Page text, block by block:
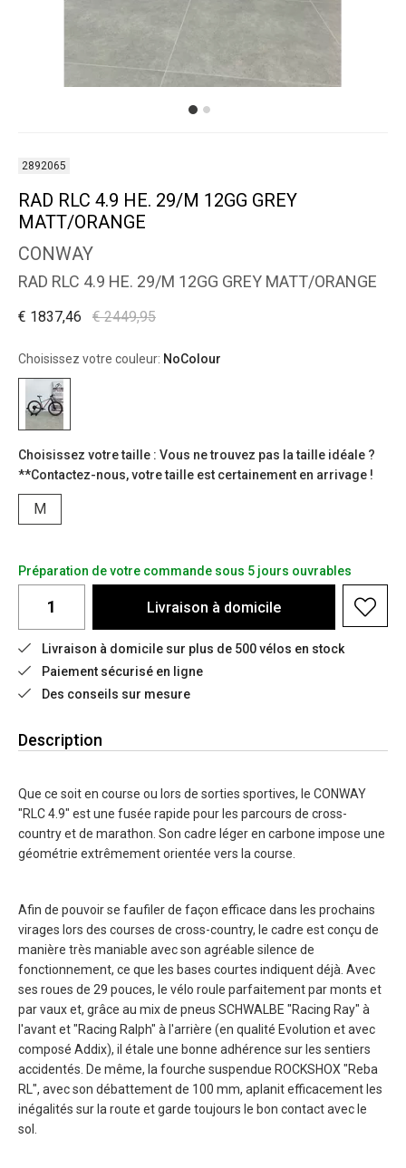
2892065
RAD RLC 4.9 HE. 29/M 12GG GREY
MATT/ORANGE
CONWAY
RAD RLC 4.9 HE. 29/M 12GG GREY MATT/ORANGE
€ 2449,95
€ 1837,46
Choisissez votre couleur: NoColour
Choisissez votre taille : Vous ne trouvez pas la taille idéale ?
**Contactez-nous, votre taille est certainement en arrivage !
M
Préparation de votre commande sous 5 jours ouvrables
Livraison à domicile
Livraison à domicile sur plus de 500 vélos en stock
Paiement sécurisé en ligne
Des conseils sur mesure
Description
Que ce soit en course ou lors de sorties sportives, le CONWAY
"RLC 4.9" est une fusée rapide pour les parcours de cross-
country et de marathon. Son cadre léger en carbone impose une
géométrie extrêmement orientée vers la course.
Afin de pouvoir se faufiler de façon efficace dans les prochains
virages lors des courses de cross-country, le cadre est conçu de
manière très maniable avec son agréable silence de
fonctionnement, ce que les bases courtes indiquent déjà. Avec
ses roues de 29 pouces, le vélo roule parfaitement par monts et
par vaux et, grâce au mix de pneus SCHWALBE "Racing Ray" à
l'avant et "Racing Ralph" à l'arrière (en qualité Evolution et avec
composé Addix), il étale une bonne adhérence sur les sentiers
accidentés. De même, la fourche suspendue ROCKSHOX "Reba
RL", avec son débattement de 100 mm, aplanit efficacement les
inégalités sur la route et garde toujours le bon contact avec le
sol.